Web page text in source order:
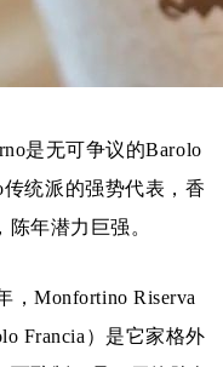
是无可争议的Barolo
统派的强势代表，香
年潜力巨强。
，Monfortino Riserva
Francia）是它家格外